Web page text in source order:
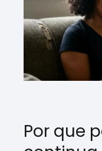
Por que